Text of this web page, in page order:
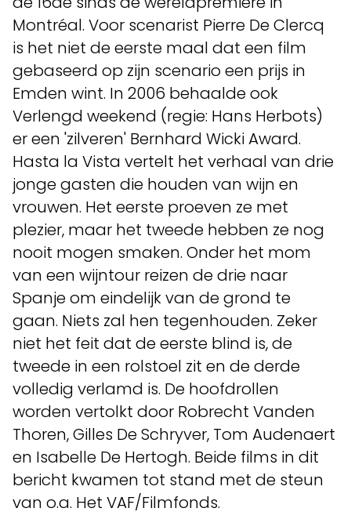
Montréal. Voor scenarist Pierre De Clercq
is het niet de eerste maal dat een film
gebaseerd op zijn scenario een prijs in
Emden wint. In 2006 behaalde ook
Verlengd weekend (regie: Hans Herbots)
er een 'zilveren' Bernhard Wicki Award.
Hasta la Vista vertelt het verhaal van drie
jonge gasten die houden van wijn en
vrouwen. Het eerste proeven ze met
plezier, maar het tweede hebben ze nog
nooit mogen smaken. Onder het mom
van een wijntour reizen de drie naar
Spanje om eindelijk van de grond te
gaan. Niets zal hen tegenhouden. Zeker
niet het feit dat de eerste blind is, de
tweede in een rolstoel zit en de derde
volledig verlamd is. De hoofdrollen
worden vertolkt door Robrecht Vanden
Thoren, Gilles De Schryver, Tom Audenaert
en Isabelle De Hertogh. Beide films in dit
bericht kwamen tot stand met de steun
van o.a. Het VAF/Filmfonds.